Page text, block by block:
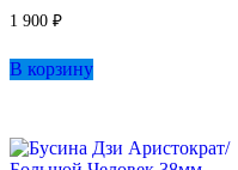
1 900 ₽
В корзину